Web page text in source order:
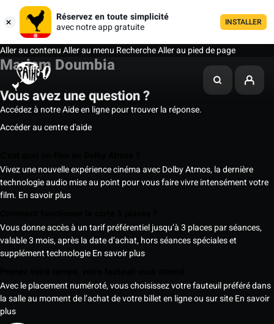
Réservez en toute simplicité
avec notre app gratuite
INSTALLER
Aller au contenuAller au menu RechercheAller au pied de page
Mariam Doumbia
Vous avez une question ?
Accédez à notre Aide en ligne pour trouver la réponse.
Accéder au centre d'aide
Vivez une nouvelle expérience cinéma avec Dolby Atmos, la dernière
technologie audio mise au point pour vous faire vivre intensément votre
film. En savoir plus
Vous donne accès à un tarif préférentiel jusqu’à 3 places par séances,
valable 3 mois, après la date d’achat, hors séances spéciales et
supplément technologieEn savoir plus
Avec le placement numéroté, vous choisissez votre fauteuil préféré dans
la salle au moment de l’achat de votre billet en ligne ou sur siteEn savoir
plus